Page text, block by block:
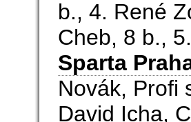
b., 4. René
Cheb, 8 b.,
Sparta
Novák, Profi
David Icha,